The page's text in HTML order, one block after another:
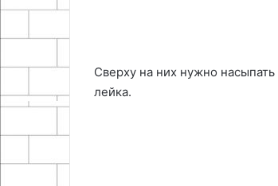
Сверху на них нужно
лейка.